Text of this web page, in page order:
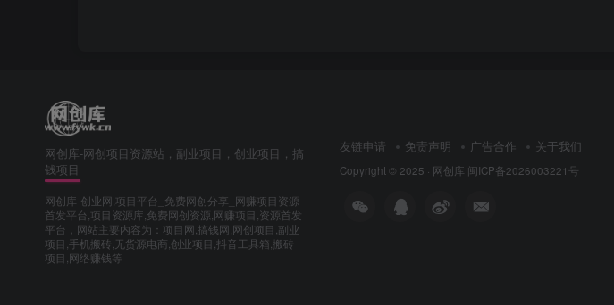
网创库-网创项目资源站，副业项目，创业项目，搞
钱项目
网创库-创业网,项目平台_免费网创分享_网赚项目资源
首发平台,项目资源库,免费网创资源,网赚项目,资源首发
平台，网站主要内容为：项目网,搞钱网,网创项目,副业
项目,手机搬砖,无货源电商,创业项目,抖音工具箱,搬砖
项目,网络赚钱等
友链申请 免责声明 广告合作 关于我们
Copyright © 2025 · 网创库 闽ICP备2026003221号